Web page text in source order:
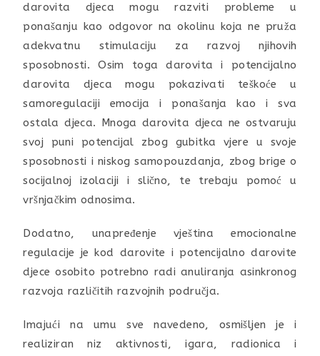
darovita djeca mogu razviti probleme u
ponašanju kao odgovor na okolinu koja ne pruža
adekvatnu stimulaciju za razvoj njihovih
sposobnosti. Osim toga darovita i potencijalno
darovita djeca mogu pokazivati teškoće u
samoregulaciji emocija i ponašanja kao i sva
ostala djeca. Mnoga darovita djeca ne ostvaruju
svoj puni potencijal zbog gubitka vjere u svoje
sposobnosti i niskog samopouzdanja, zbog brige o
socijalnoj izolaciji i slično, te trebaju pomoć u
vršnjačkim odnosima.
Dodatno, unapređenje vještina emocionalne
regulacije je kod darovite i potencijalno darovite
djece osobito potrebno radi anuliranja asinkronog
razvoja različitih razvojnih područja.
Imajući na umu sve navedeno, osmišljen je i
realiziran niz aktivnosti, igara, radionica i